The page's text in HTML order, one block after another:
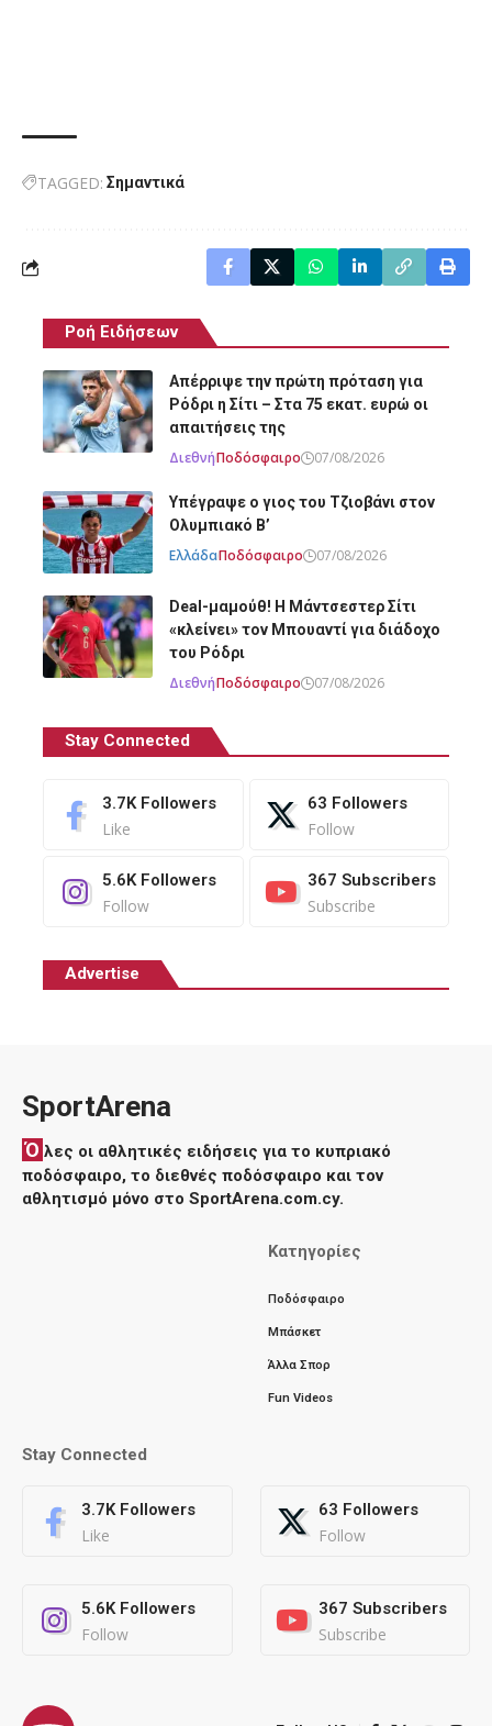
TAGGED: Σημαντικά
Ροή Ειδήσεων
Απέρριψε την πρώτη πρόταση για
Ρόδρι η Σίτι – Στα 75 εκατ. ευρώ οι
απαιτήσεις της
ΔιεθνήΠοδόσφαιρο 07/08/2026
Υπέγραψε ο γιος του Τζιοβάνι στον
Ολυμπιακό Β’
ΕλλάδαΠοδόσφαιρο 07/08/2026
Deal-μαμούθ! Η Μάντσεστερ Σίτι
«κλείνει» τον Μπουαντί για διάδοχο
του Ρόδρι
ΔιεθνήΠοδόσφαιρο 07/08/2026
Stay Connected
3.7K Followers
Like
63 Followers
Follow
5.6K Followers
Follow
367 Subscribers
Subscribe
Advertise
SportArena
Ό λες οι αθλητικές ειδήσεις για το κυπριακό
ποδόσφαιρο, το διεθνές ποδόσφαιρο και τον
αθλητισμό μόνο στο SportArena.com.cy.
Κατηγορίες
Ποδόσφαιρο
Μπάσκετ
Άλλα Σπορ
Fun Videos
Stay Connected
3.7K Followers
Like
63 Followers
Follow
5.6K Followers
Follow
367 Subscribers
Subscribe